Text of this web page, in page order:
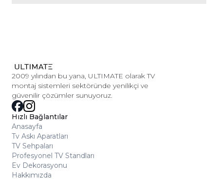
2009 yılından bu yana, ULTIMATE olarak TV
montaj sistemleri sektöründe yenilikçi ve
güvenilir çözümler sunuyoruz.
Hızlı Bağlantılar
Anasayfa
Tv Askı Aparatları
TV Sehpaları
Profesyonel TV Standları
Ev Dekorasyonu
Hakkımızda